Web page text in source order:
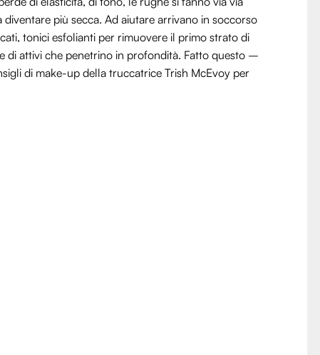
più secca. Ad aiutare arrivano in soccorso
tonici esfolianti per rimuovere il primo strato di
di attivi che penetrino in profondità. Fatto questo –
di make-up della truccatrice Trish McEvoy per